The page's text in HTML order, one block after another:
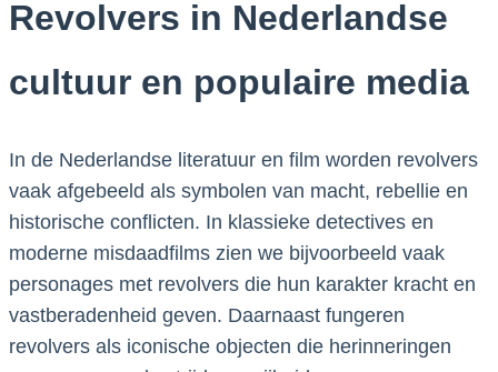
Revolvers in Nederlandse
cultuur en populaire media
In de Nederlandse literatuur en film worden revolvers
vaak afgebeeld als symbolen van macht, rebellie en
historische conflicten. In klassieke detectives en
moderne misdaadfilms zien we bijvoorbeeld vaak
personages met revolvers die hun karakter kracht en
vastberadenheid geven. Daarnaast fungeren
revolvers als iconische objecten die herinneringen